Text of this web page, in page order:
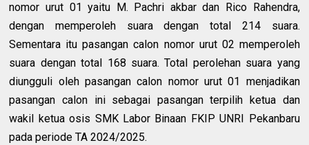
nomor urut 01 yaitu M. Pachri akbar dan Rico Rahendra,
dengan memperoleh suara dengan total 214 suara.
Sementara itu pasangan calon nomor urut 02 memperoleh
suara dengan total 168 suara. Total perolehan suara yang
diungguli oleh pasangan calon nomor urut 01 menjadikan
pasangan calon ini sebagai pasangan terpilih ketua dan
wakil ketua osis SMK Labor Binaan FKIP UNRI Pekanbaru
pada periode TA 2024/2025.